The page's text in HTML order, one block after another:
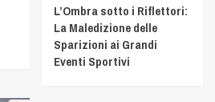
L’Ombra sotto i Riflettori:
La Maledizione delle
Sparizioni ai Grandi
Eventi Sportivi